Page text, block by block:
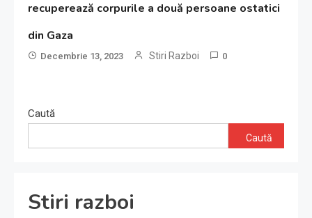
recuperează corpurile a două persoane ostatici
din Gaza
Decembrie 13, 2023 Stiri Razboi 0
Caută
Caută
Stiri razboi